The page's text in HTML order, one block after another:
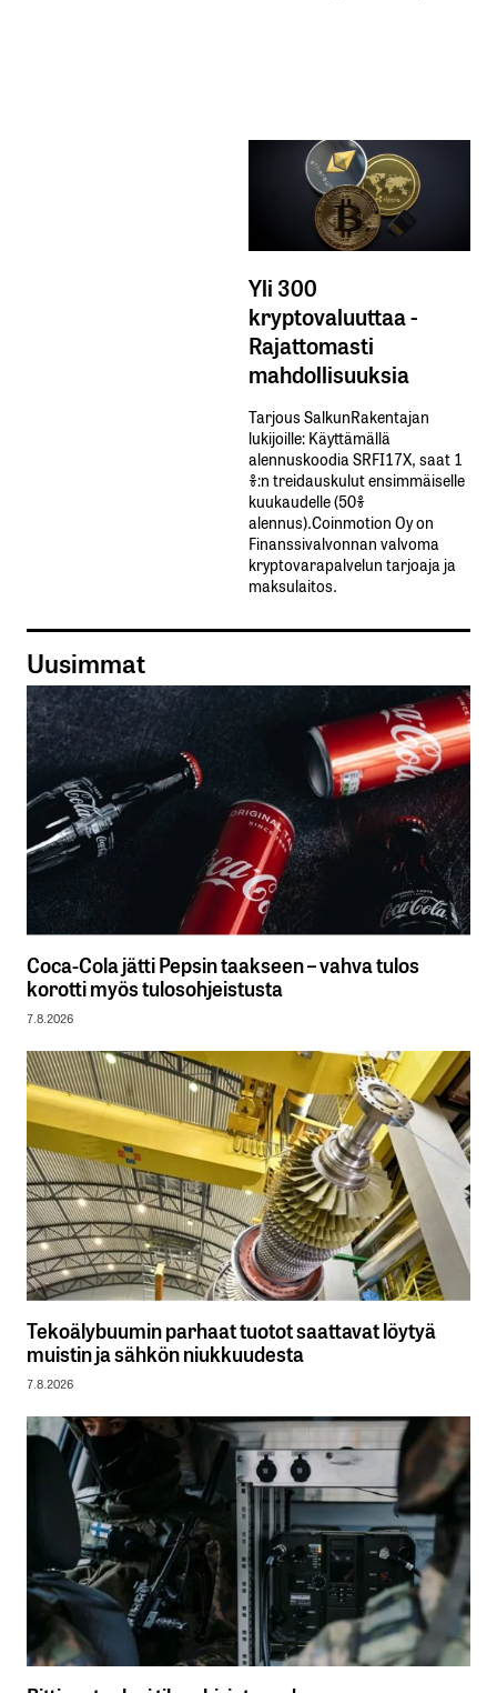
Yli 300
kryptovaluuttaa -
Rajattomasti
mahdollisuuksia
Tarjous SalkunRakentajan
lukijoille: Käyttämällä​ ​
alennuskoodia​ ​SRFI17X,​ ​saat​ ​1
%:n treidauskulut​ ​ensimmäiselle​ ​
kuukaudelle​ ​(50%​ ​
alennus).Coinmotion Oy on
Finanssivalvonnan valvoma
kryptovarapalvelun tarjoaja ja
maksulaitos.
Uusimmat
Coca-Cola jätti Pepsin taakseen – vahva tulos
korotti myös tulosohjeistusta
7.8.2026
Tekoälybuumin parhaat tuotot saattavat löytyä
muistin ja sähkön niukkuudesta
7.8.2026